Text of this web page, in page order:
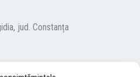
jud. Constanța